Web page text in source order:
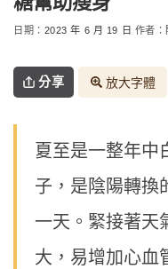
日期： 2023 年 6 月 19 日 作者：
分享 放大字體
夏至是一整年中
子，是陰陽轉換
一天。緊接著天
大，易增加心血